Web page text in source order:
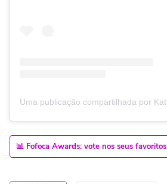
📊 Fofoca Awards: vote nos seus favoritos